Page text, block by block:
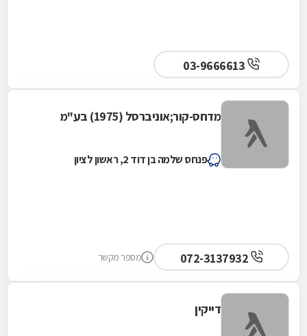
מדחס-קור;אוניברסל (1975) בע"מ
פנחס שלמה בן דוד 2, ראשון לציון
מספר מקשר
דייקין